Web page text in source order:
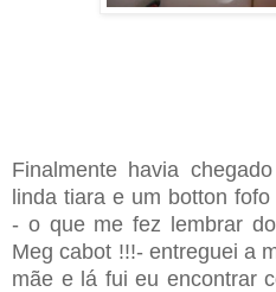
Finalmente havia
linda tiara e um botton
- o que me fez lembrar
Meg cabot !!!- entreguei a
mãe e lá fui eu encontrar